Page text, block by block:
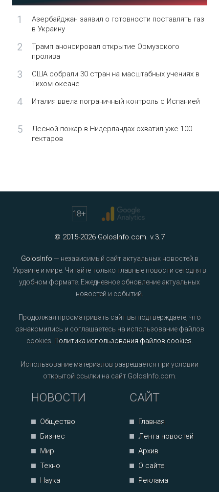
1
Азербайджан заявил о готовности поставлять газ
в Украину
2
Трамп анонсировал открытие Ормузского
пролива
3
США собрали 30 стран на масштабных учениях в
Тихом океане
4 Италия ввела пограничный контроль с Испанией
5
Лесной пожар в Нидерландах охватил уже 100
гектаров
18+
© 2015-2026 GolosInfo.com. v.3.7
GolosInfo — независимый сайт актуальных новостей в
Украине и мире. Читайте только главные новости сегодня в
удобном формате. Ежедневное обновление актуальных
новостей и событий.
Продолжая просматривать сайт вы подтверждаете, что
ознакомились и соглашаетесь на использование файлов
cookies. Политика использования файлов cookies
Использование материалов разрешается при условии
открытой ссылки на сайт GolosInfo.com.
НОВОСТИ
Общество
Бизнес
Мир
Техно
Наука
САЙТ
Главная
Лента новостей
Архив
О сайте
Реклама